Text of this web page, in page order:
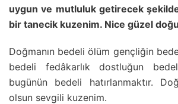
uygun ve mutluluk getirecek
bir tanecik kuzenim. Nice güzel
Doğmanın bedeli ölüm gençliğin
bedeli fedâkarlık dostluğun
bugünün bedeli hatırlanmaktır.
olsun sevgili kuzenim.